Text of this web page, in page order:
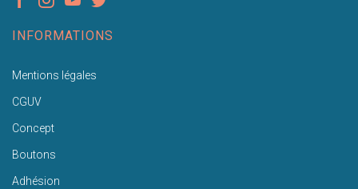
INFORMATIONS
Mentions légales
CGUV
Concept
Boutons
Adhésion